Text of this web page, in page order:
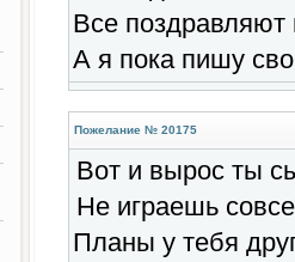
Все поздравляют
А я пока пишу
Пожелание № 20175
Вот и вырос ты
Не играешь
Планы у тебя